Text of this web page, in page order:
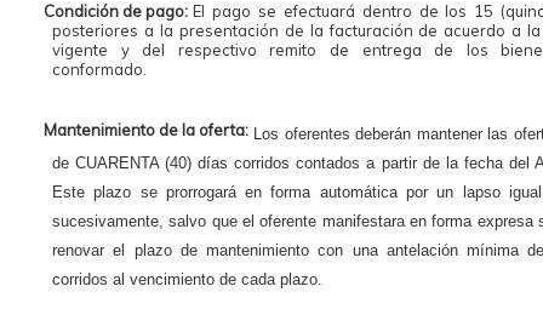
Condición de pago: El pago se efectuará dentro de los 15
posteriores a la presentación de la facturación de acuerdo a
vigente y del respectivo remito de entrega de los
conformado.
Mantenimiento de la oferta: Los oferentes deberán mantener las
de CUARENTA (40) días corridos contados a partir de la fecha del
Este plazo se prorrogará en forma automática por un lapso
sucesivamente, salvo que el oferente manifestara en forma expresa
renovar el plazo de mantenimiento con una antelación mínima
corridos al vencimiento de cada plazo.